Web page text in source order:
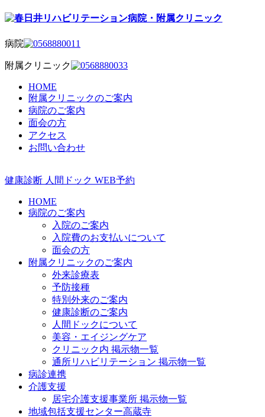
病院
附属クリニック
HOME
附属クリニックのご案内
病院のご案内
面会の方
アクセス
お問い合わせ
健康診断 人間ドック WEB予約
HOME
病院のご案内
入院のご案内
入院費のお支払いについて
面会の方
附属クリニックのご案内
外来診療表
予防接種
特別外来のご案内
健康診断のご案内
人間ドックについて
美容・エイジングケア
クリニック内 掲示物一覧
通所リハビリテーション 掲示物一覧
病診連携
介護支援
居宅介護支援事業所 掲示物一覧
地域包括支援センター高蔵寺